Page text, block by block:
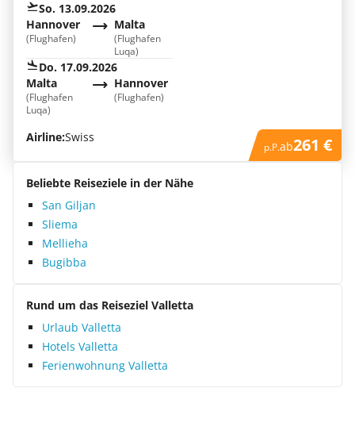
So. 13.09.2026
Hannover
(Flughafen)
Malta
(Flughafen
Luqa)
Do. 17.09.2026
Hannover
(Flughafen)
Malta
(Flughafen
Luqa)
Airline:Swiss
p.P.ab261 €
Beliebte Reiseziele in der Nähe
San Giljan
Sliema
Mellieha
Bugibba
Rund um das Reiseziel Valletta
Urlaub Valletta
Hotels Valletta
Ferienwohnung Valletta